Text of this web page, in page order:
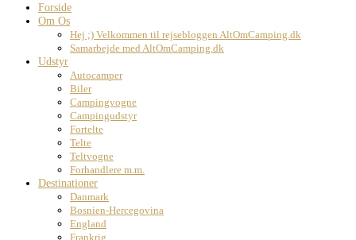
Forside
Om Os
Hej ;) Velkommen til rejsebloggen AltOmCamping.dk
Samarbejde med AltOmCamping.dk
Udstyr
Autocamper
Biler
Campingvogne
Campingudstyr
Fortelte
Telte
Teltvogne
Forhandlere m.m.
Destinationer
Danmark
Bosnien-Hercegovina
England
Frankrig